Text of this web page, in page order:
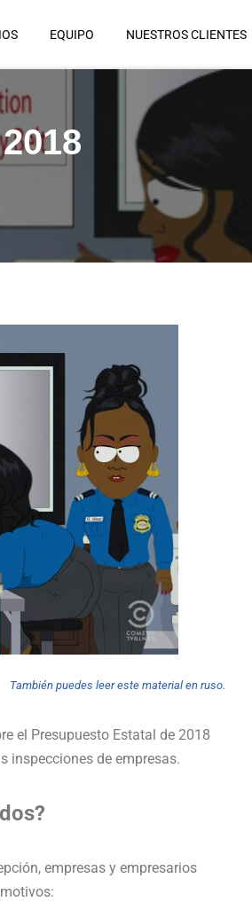
EQUIPO NUESTROS CLIENTES
También puedes leer este material en ruso.
el Presupuesto Estatal de 2018
inspecciones de empresas.
empresas y empresarios